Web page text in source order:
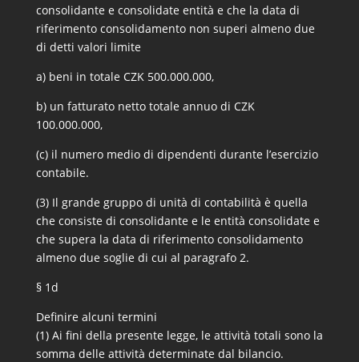
consolidante e consolidate entità e che la data di
riferimento consolidamento non superi almeno due
di detti valori limite
a) beni in totale CZK 500.000.000,
b) un fatturato netto totale annuo di CZK
100.000.000,
(c) il numero medio di dipendenti durante l’esercizio
contabile.
(3) Il grande gruppo di unità di contabilità è quella
che consiste di consolidante e le entità consolidate e
che supera la data di riferimento consolidamento
almeno due soglie di cui al paragrafo 2.
§ 1d
Definire alcuni termini
(1) Ai fini della presente legge, le attività totali sono la
somma delle attività determinate dal bilancio.